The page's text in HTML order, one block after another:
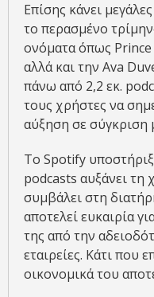
Επίσης κάνει
το περασμένο
ονόματα όπως
αλλά και την Ava
πάνω από 2,2 εκ.
τους χρήστες να
αύξηση σε σύγκριση
Το Spotify
podcasts αυξάνει
συμβάλει στη
αποτελεί ευκαιρία
της από την
εταιρείες. Κάτι που
οικονομικά του